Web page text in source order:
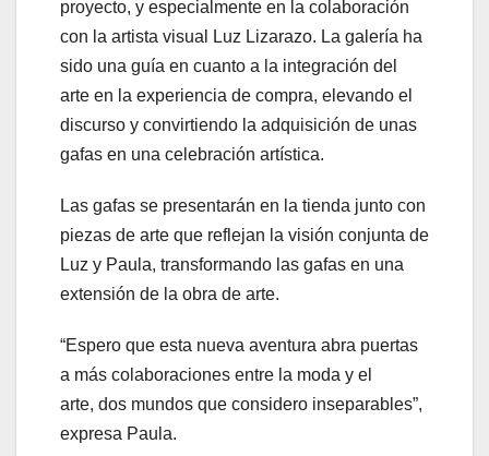
proyecto, y especialmente en la colaboración
con la artista visual Luz Lizarazo. La galería ha
sido una guía en cuanto a la integración del
arte en la experiencia de compra, elevando el
discurso y convirtiendo la adquisición de unas
gafas en una celebración artística.
Las gafas se presentarán en la tienda junto con
piezas de arte que reflejan la visión conjunta de
Luz y Paula, transformando las gafas en una
extensión de la obra de arte.
“Espero que esta nueva aventura abra puertas
a más colaboraciones entre la moda y el
arte, dos mundos que considero inseparables”,
expresa Paula.